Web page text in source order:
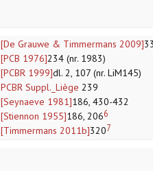
[De Grauwe & Timmermans 2009]
[PCB 1976]234 (nr. 1983)
[PCBR 1999]dl. 2, 107 (nr. LiM145)
PCBR Suppl._Liège 239
[Seynaeve 1981]186, 430-432
[Stiennon 1955]186, 2066
[Timmermans 2011b]3207